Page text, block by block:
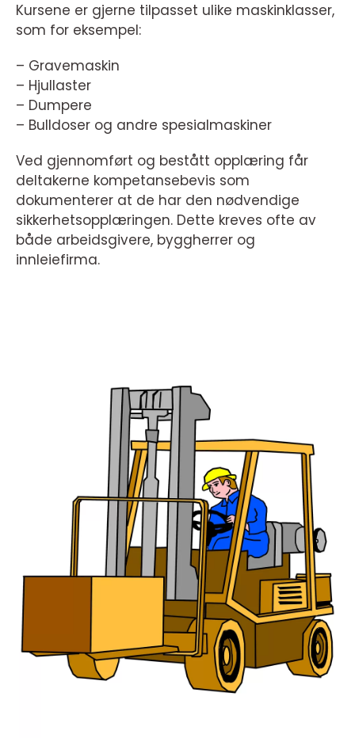
Kursene er gjerne tilpasset ulike maskinklasser,
som for eksempel:
– Gravemaskin
– Hjullaster
– Dumpere
– Bulldoser og andre spesialmaskiner
Ved gjennomført og bestått opplæring får
deltakerne kompetansebevis som
dokumenterer at de har den nødvendige
sikkerhetsopplæringen. Dette kreves ofte av
både arbeidsgivere, byggherrer og
innleiefirma.